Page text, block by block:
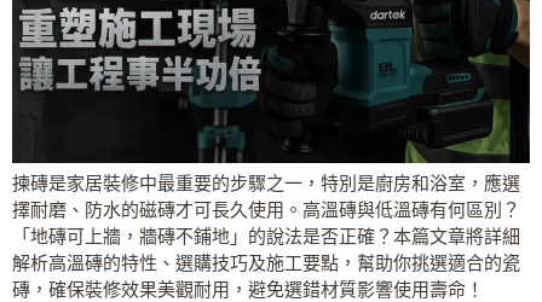
揀磚是家居裝修中最重要的步驟之一，特別是廚房和浴室，應選
擇耐磨、防水的磁磚才可長久使用。高溫磚與低溫磚有何區別？
「地磚可上牆，牆磚不鋪地」的說法是否正確？本篇文章將詳細
解析高溫磚的特性、選購技巧及施工要點，幫助你挑選適合的瓷
磚，確保裝修效果美觀耐用，避免選錯材質影響使用壽命！